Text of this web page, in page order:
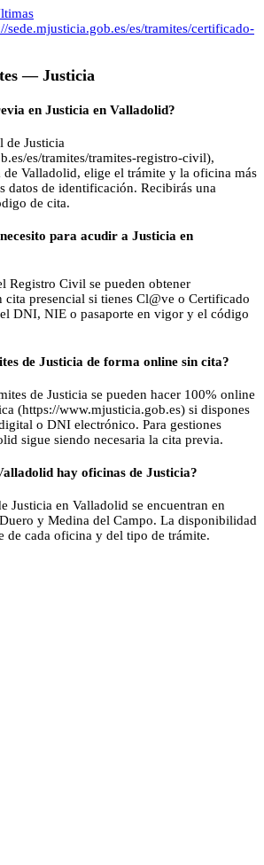
sede.mjusticia.gob.es/es/tramites/certificado-
— Justicia
en Justicia en Valladolid?
de Justicia
es/tramites/tramites-registro-civil),
Valladolid, elige el trámite y la oficina más
datos de identificación. Recibirás una
de cita.
para acudir a Justicia en
Registro Civil se pueden obtener
cita presencial si tienes Cl@ve o Certificado
DNI, NIE o pasaporte en vigor y el código
de Justicia de forma online sin cita?
de Justicia se pueden hacer 100% online
(https://www.mjusticia.gob.es) si dispones
o DNI electrónico. Para gestiones
sigue siendo necesaria la cita previa.
hay oficinas de Justicia?
Justicia en Valladolid se encuentran en
y Medina del Campo. La disponibilidad
de cada oficina y del tipo de trámite.